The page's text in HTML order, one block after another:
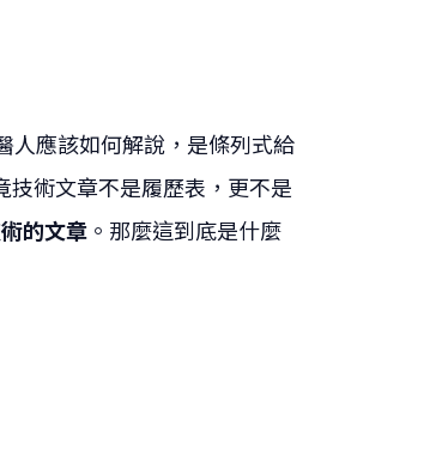
人應該如何解說，是條列式給
技術文章不是履歷表，更不是
的文章 。那麼這到底是什麼